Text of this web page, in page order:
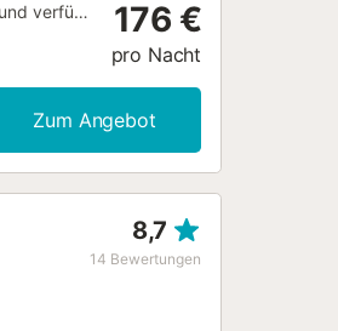
verfügt
176 €
pro Nacht
Zum Angebot
8,7
14 Bewertungen